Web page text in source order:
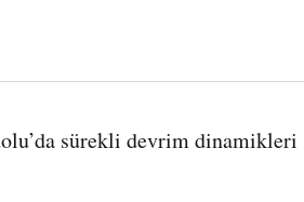
sürekli devrim dinamikleri